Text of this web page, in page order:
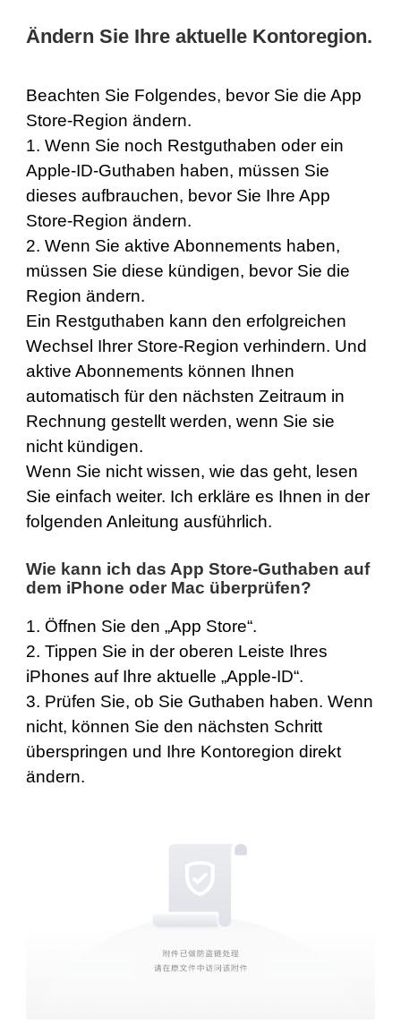
Ändern Sie Ihre aktuelle Kontoregion.
Beachten Sie Folgendes, bevor Sie die App
Store-Region ändern.
1. Wenn Sie noch Restguthaben oder ein
Apple-ID-Guthaben haben, müssen Sie
dieses aufbrauchen, bevor Sie Ihre App
Store-Region ändern.
2. Wenn Sie aktive Abonnements haben,
müssen Sie diese kündigen, bevor Sie die
Region ändern.
Ein Restguthaben kann den erfolgreichen
Wechsel Ihrer Store-Region verhindern. Und
aktive Abonnements können Ihnen
automatisch für den nächsten Zeitraum in
Rechnung gestellt werden, wenn Sie sie
nicht kündigen.
Wenn Sie nicht wissen, wie das geht, lesen
Sie einfach weiter. Ich erkläre es Ihnen in der
folgenden Anleitung ausführlich.
Wie kann ich das App Store-Guthaben auf
dem iPhone oder Mac überprüfen?
1. Öffnen Sie den „App Store“.
2. Tippen Sie in der oberen Leiste Ihres
iPhones auf Ihre aktuelle „Apple-ID“.
3. Prüfen Sie, ob Sie Guthaben haben. Wenn
nicht, können Sie den nächsten Schritt
überspringen und Ihre Kontoregion direkt
ändern.